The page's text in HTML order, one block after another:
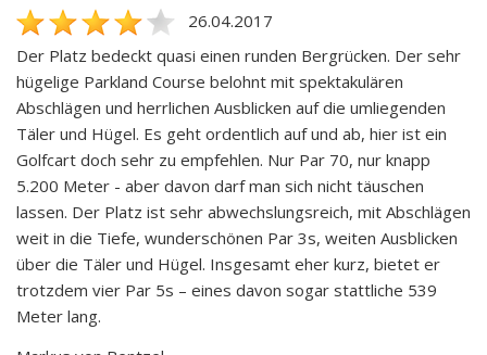
26.04.2017
Der Platz bedeckt quasi einen runden Bergrücken. Der sehr
hügelige Parkland Course belohnt mit spektakulären
Abschlägen und herrlichen Ausblicken auf die umliegenden
Täler und Hügel. Es geht ordentlich auf und ab, hier ist ein
Golfcart doch sehr zu empfehlen. Nur Par 70, nur knapp
5.200 Meter - aber davon darf man sich nicht täuschen
lassen. Der Platz ist sehr abwechslungsreich, mit Abschlägen
weit in die Tiefe, wunderschönen Par 3s, weiten Ausblicken
über die Täler und Hügel. Insgesamt eher kurz, bietet er
trotzdem vier Par 5s – eines davon sogar stattliche 539
Meter lang.